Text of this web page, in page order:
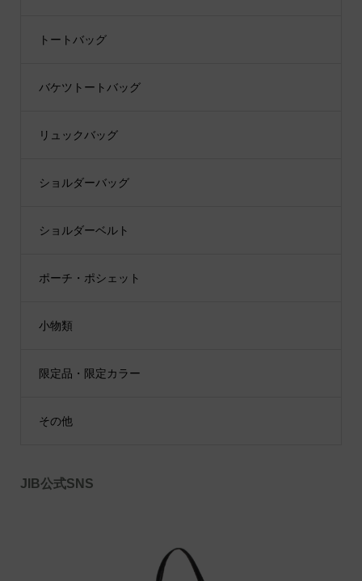
トートバッグ
バケツトートバッグ
リュックバッグ
ショルダーバッグ
ショルダーベルト
ポーチ・ポシェット
小物類
限定品・限定カラー
その他
JIB公式SNS